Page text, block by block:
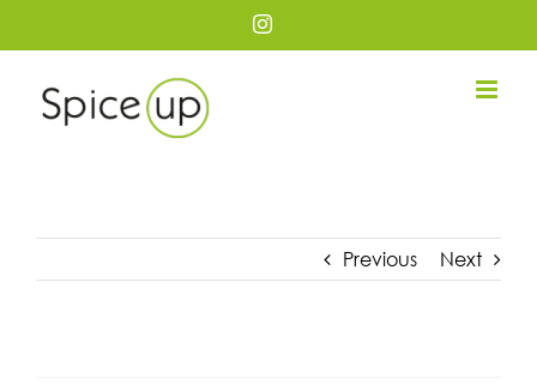
au
contenu
Instagram
Previous Next